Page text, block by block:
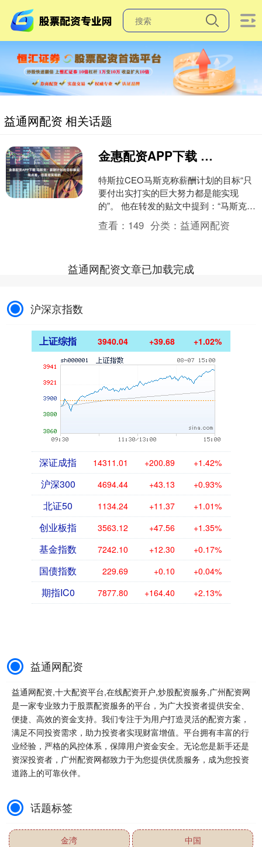
益通网配资 相关话题
金惠配资APP下载 马斯克：薪酬计划的目标确实有点难，但是能实现的
特斯拉CEO马斯克称薪酬计划的目标“只
要付出实打实的巨大努力都是能实现
的”。 他在转发的贴文中提到：“马斯克
2025年薪酬计划的‘终极目标’是实现4000
亿美元....
查看： 149 分类：益通网配资
益通网配资文章已加载完成
沪深京指数
上证综指 3940.04 +39.68 +1.02%
深证成指 14311.01 +200.89 +1.42%
沪深300 4694.44 +43.13 +0.93%
北证50 1134.24 +11.37 +1.01%
创业板指 3563.12 +47.56 +1.35%
基金指数 7242.10 +12.30 +0.17%
国债指数 229.69 +0.10 +0.04%
期指IC0 7877.80 +164.40 +2.13%
益通网配资
益通网配资,十大配资平台,在线配资开户,炒股配资服务,广州配资网
是一家专业致力于股票配资服务的平台，为广大投资者提供安全、
便捷、高效的资金支持。我们专注于为用户打造灵活的配资方案，
满足不同投资需求，助力投资者实现财富增值。平台拥有丰富的行
业经验，严格的风控体系，保障用户资金安全。无论您是新手还是
资深投资者，广州配资网都致力于为您提供优质服务，成为您投资
道路上的可靠伙伴。
话题标签
金湾 中国